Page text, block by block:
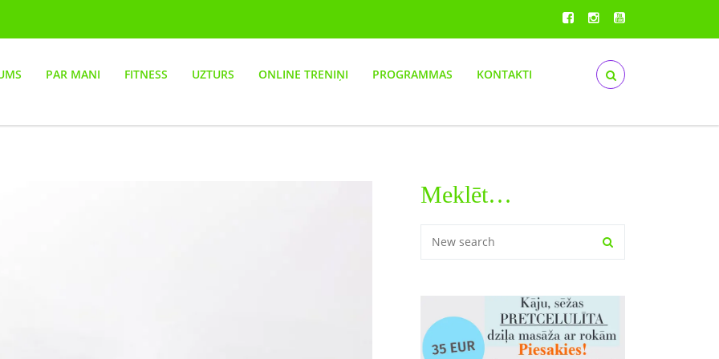
PAR MANI FITNESS UZTURS ONLINE TRENIŅI PROGRAMMAS KONTAKTI
Meklēt…